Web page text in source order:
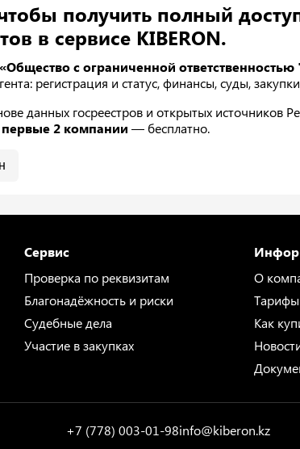
получить полный
в сервисе KIBERON.
с ограниченной
регистрация и статус, финансы, суды,
данных госреестров и открытых источников
первые 2 компании — бесплатно.
Сервис
Проверка по реквизитам
Благонадёжность и риски
Судебные дела
Участие в закупках
О
Тарифы
Как
+7 (778) 003-01-98info@kiberon.kz